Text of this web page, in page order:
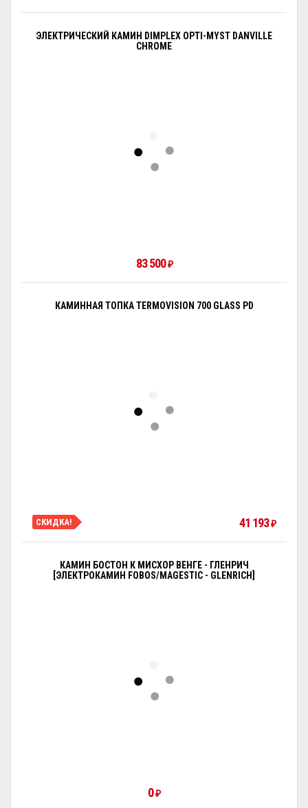
ЭЛЕКТРИЧЕСКИЙ КАМИН DIMPLEX OPTI-MYST DANVILLE
CHROME
83 500₽
КАМИННАЯ ТОПКА TERMOVISION 700 GLASS PD
СКИДКА! 41 193₽
КАМИН БОСТОН К МИСХОР ВЕНГЕ - ГЛЕНРИЧ
[ЭЛЕКТРОКАМИН FOBOS/MAGESTIC - GLENRICH]
0₽